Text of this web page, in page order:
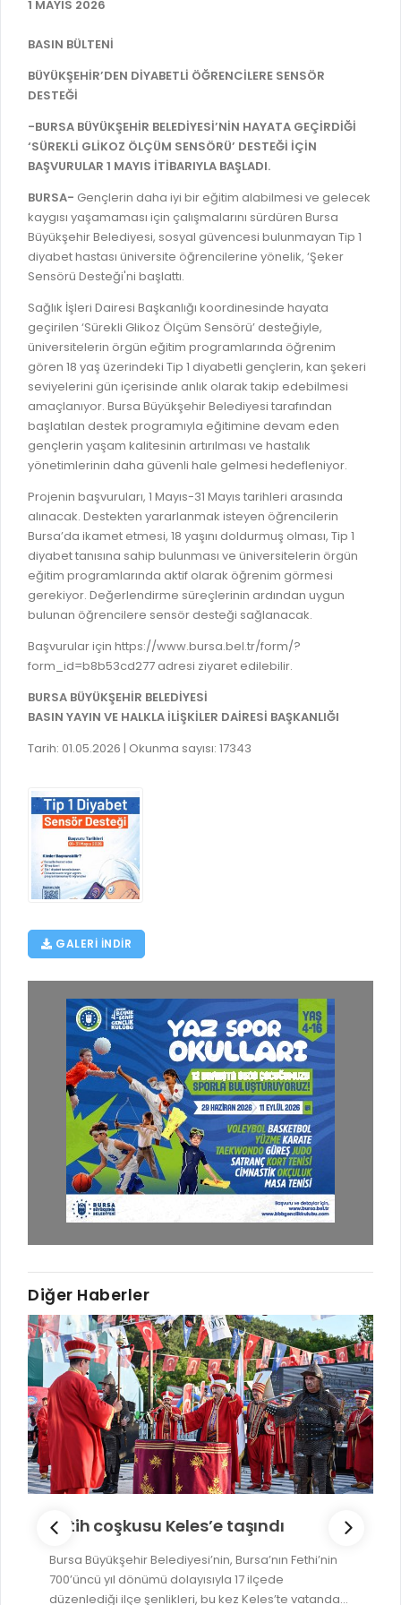
BİLGİ EDİNME
MECLİS
MECLİS ÜYELERİ
MECLİS KARARLARI
MECLİS GÜNDEMİ VE KARAR ÖZETLERİ
YAYIN / PLAN / RAPOR
STRATEJİK PLANLAR
PERFORMANS PROGRAMI
BÜTÇE
FAALİYET RAPORLARI
KESİN HESAPLAR
GELİR TARİFESİ
İMAR PLANI DEĞİŞİKLİKLERİ
UKOME TOPLANTILARI
FOTOĞRAF GALERİSİ
BURSA GÜNLÜĞÜ DERGİSİ
AYKOME KARARLARI
BURSA YAYINLARI
VİZYON & MİSYON
POLİTİKALARIMIZ
KVKK AYDINLATMA METNI
YÖNETMELIKLER / YÖNERGELER
KAMU HİZMET STANDARTLARI (KAHİS)
YANGIN SİGORTA E-BEYANNAME
BAŞVURU / KAYIT / SORGU
ORKESTRA KAYIT
SEYAHAT KARTI SORGULAMA
BURSA AKADEMİ
ÜCRETSİZ WİFİ NOKTALARI
İTFAİYE RAPORU
ONLİNE KATI ATIK BAŞVURUSU
İTFAİYE OLAY KAYDI BAŞVURUSU
BADEM KAYIT
İHALE İLANLARI
DOĞRUDAN TEMİN İLANLARI
EVRAK TAKİBİ
MEZARLIK BİLGİ SİSTEMİ
GENEL EVRAK KAYIT
LOKMA DAĞITIM İZNİ BAŞVURUSU
BAĞLANTILAR
WEB - MOBIL UYGULAMALARIMIZ
KURUM İÇİ UYGULAMALAR
E-DEVLET KAPISI
NÖBETÇİ ECZANELER
HAL FİYATLARI
SANAL TURLAR
RUHSATLI HAFRİYAT ALANLARI
ŞİKAYET TAKİBİ (KURUMLAR)
MÜHENDİS, MİMAR VE SÜRVEYAN KAYITLARI (İLÇE
VEFAT KAYDI GİRİŞİ (İLÇE BELEDİYELER)
YER SEÇİM BELGESİ, MOBİL VE SAHA DOLABI BAŞVURULARI
GÜNLÜK KAZI ÇALIŞMALARI
TARIMSAL AMAÇLI METEOROLOJİ İSTASYON VERİLERİ
1 MAYIS 2026
BASIN BÜLTENİ
BÜYÜKŞEHİR’DEN DİYABETLİ ÖĞRENCİLERE SENSÖR
DESTEĞİ
-BURSA BÜYÜKŞEHİR BELEDİYESİ’NİN HAYATA GEÇİRDİĞİ
‘SÜREKLİ GLİKOZ ÖLÇÜM SENSÖRÜ’ DESTEĞİ İÇİN
BAŞVURULAR 1 MAYIS İTİBARIYLA BAŞLADI.
BURSA- Gençlerin daha iyi bir eğitim alabilmesi ve gelecek
kaygısı yaşamaması için çalışmalarını sürdüren Bursa
Büyükşehir Belediyesi, sosyal güvencesi bulunmayan Tip 1
diyabet hastası üniversite öğrencilerine yönelik, ‘Şeker
Sensörü Desteği'ni başlattı.
Sağlık İşleri Dairesi Başkanlığı koordinesinde hayata
geçirilen ‘Sürekli Glikoz Ölçüm Sensörü’ desteğiyle,
üniversitelerin örgün eğitim programlarında öğrenim
gören 18 yaş üzerindeki Tip 1 diyabetli gençlerin, kan şekeri
seviyelerini gün içerisinde anlık olarak takip edebilmesi
amaçlanıyor. Bursa Büyükşehir Belediyesi tarafından
başlatılan destek programıyla eğitimine devam eden
gençlerin yaşam kalitesinin artırılması ve hastalık
yönetimlerinin daha güvenli hale gelmesi hedefleniyor.
Projenin başvuruları, 1 Mayıs-31 Mayıs tarihleri arasında
alınacak. Destekten yararlanmak isteyen öğrencilerin
Bursa’da ikamet etmesi, 18 yaşını doldurmuş olması, Tip 1
diyabet tanısına sahip bulunması ve üniversitelerin örgün
eğitim programlarında aktif olarak öğrenim görmesi
gerekiyor. Değerlendirme süreçlerinin ardından uygun
bulunan öğrencilere sensör desteği sağlanacak.
Başvurular için https://www.bursa.bel.tr/form/?
form_id=b8b53cd277 adresi ziyaret edilebilir.
BURSA BÜYÜKŞEHİR BELEDİYESİ
BASIN YAYIN VE HALKLA İLİŞKİLER DAİRESİ BAŞKANLIĞI
Tarih: 01.05.2026 | Okunma sayısı: 17343
GALERI INDIR
Diğer Haberler
Fetih coşkusu Keles’e taşındı
Bursa Büyükşehir Belediyesi’nin, Bursa’nın Fethi’nin
700’üncü yıl dönümü dolayısıyla 17 ilçede
düzenlediği ilçe şenlikleri, bu kez Keles’te vatanda...